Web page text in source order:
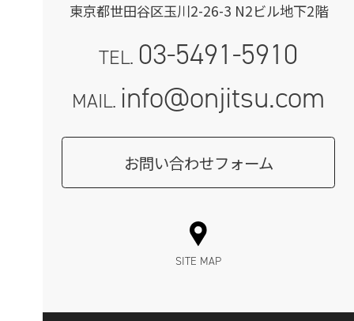
東京都世田谷区玉川2-26-3 N2ビル地下2階
TEL. 03-5491-5910
MAIL. info@onjitsu.com
お問い合わせフォーム
SITE MAP